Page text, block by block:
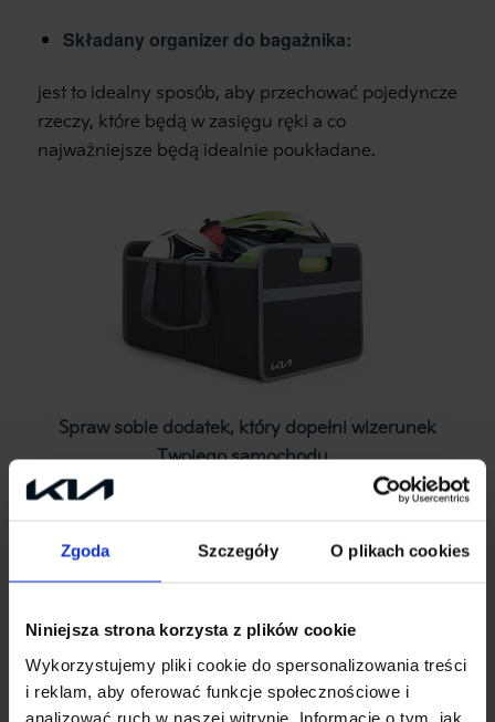
Zgoda Szczegóły O plikach cookies
Niniejsza strona korzysta z plików cookie
Wykorzystujemy pliki cookie do spersonalizowania treści
i reklam, aby oferować funkcje społecznościowe i
analizować ruch w naszej witrynie. Informacje o tym, jak
Składany organizer do bagażnika:
jest to idealny sposób, aby przechować pojedyncze
rzeczy, które będą w zasięgu ręki a co
najważniejsze będą idealnie poukładane.
Spraw sobie dodatek, który dopełni wizerunek
Twojego samochodu.
________
Kia Bydgoszcz Autopol
ul. Pileckiego 12, 85-514 Bydgoszcz
www.kiaautopol.pl
salon@kiaautopol.pl
tel. 665 583 000